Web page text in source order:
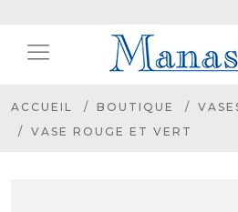
ACCUEIL BOUTIQUE
VASE ROUGE ET VERT